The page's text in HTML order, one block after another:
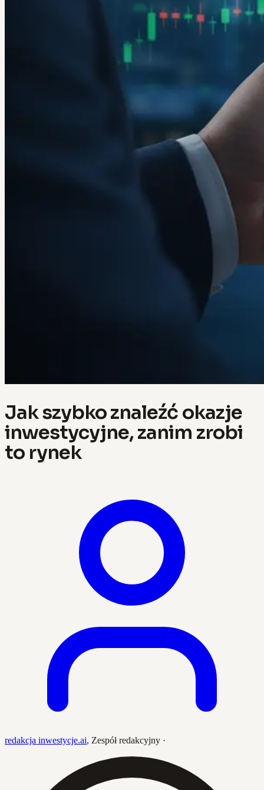
Jak szybko znaleźć okazje
inwestycyjne, zanim zrobi
to rynek
redakcja inwestycje.ai, Zespół redakcyjny ·